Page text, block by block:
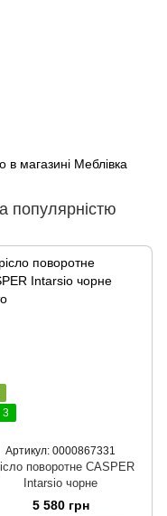
в магазині Меблівка
популярністю
3
Артикул: 0000867331
поворотне CASPER
Intarsio чорне
5 580 грн